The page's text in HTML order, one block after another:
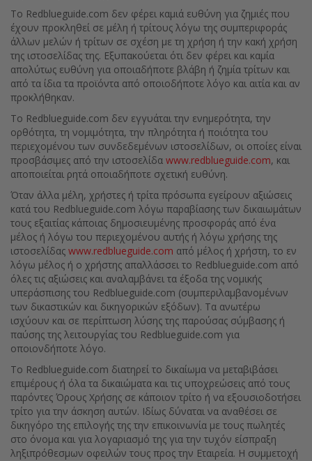
Το Redblueguide.com δεν φέρει καμιά ευθύνη για ζημιές που
έχουν προκληθεί σε μέλη ή τρίτους λόγω της συμπεριφοράς
άλλων μελών ή τρίτων σε σχέση με τη χρήση ή την κακή χρήση
της ιστοσελίδας της. Εξυπακούεται ότι δεν φέρει και καμία
απολύτως ευθύνη για οποιαδήποτε βλάβη ή ζημία τρίτων και
από τα ίδια τα προϊόντα από οποιοδήποτε λόγο και αιτία και αν
προκλήθηκαν.
Το Redblueguide.com δεν εγγυάται την ενημερότητα, την
ορθότητα, τη νομιμότητα, την πληρότητα ή ποιότητα του
περιεχομένου των συνδεδεμένων ιστοσελίδων, οι οποίες είναι
προσβάσιμες από την ιστοσελίδα www.redblueguide.com, και
αποποιείται ρητά οποιαδήποτε σχετική ευθύνη.
Όταν άλλα μέλη, χρήστες ή τρίτα πρόσωπα εγείρουν αξιώσεις
κατά του Redblueguide.com λόγω παραβίασης των δικαιωμάτων
τους εξαιτίας κάποιας δημοσιευμένης προσφοράς από ένα
μέλος ή λόγω του περιεχομένου αυτής ή λόγω χρήσης της
ιστοσελίδας www.redblueguide.com από μέλος ή χρήστη, το εν
λόγω μέλος ή ο χρήστης απαλλάσσει το Redblueguide.com από
όλες τις αξιώσεις και αναλαμβάνει τα έξοδα της νομικής
υπεράσπισης του Redblueguide.com (συμπεριλαμβανομένων
των δικαστικών και δικηγορικών εξόδων). Τα ανωτέρω
ισχύουν και σε περίπτωση λύσης της παρούσας σύμβασης ή
παύσης της λειτουργίας του Redblueguide.com για
οποιονδήποτε λόγο.
To Redblueguide.com διατηρεί το δικαίωμα να μεταβιβάσει
επιμέρους ή όλα τα δικαιώματα και τις υποχρεώσεις από τους
παρόντες Όρους Χρήσης σε κάποιον τρίτο ή να εξουσιοδοτήσει
τρίτο για την άσκηση αυτών. Ιδίως δύναται να αναθέσει σε
δικηγόρο της επιλογής της την επικοινωνία με τους πωλητές
στο όνομα και για λογαριασμό της για την τυχόν είσπραξη
ληξιπρόθεσμων οφειλών τους προς την Εταιρεία. Η συμμετοχή